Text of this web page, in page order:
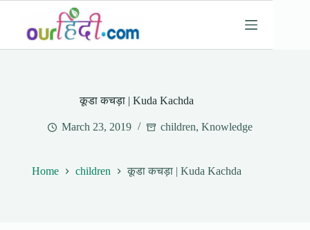
content
कूडा कचड़ा | Kuda Kachda
March 23, 2019 children,Knowledge
Home children कूडा कचड़ा | Kuda Kachda